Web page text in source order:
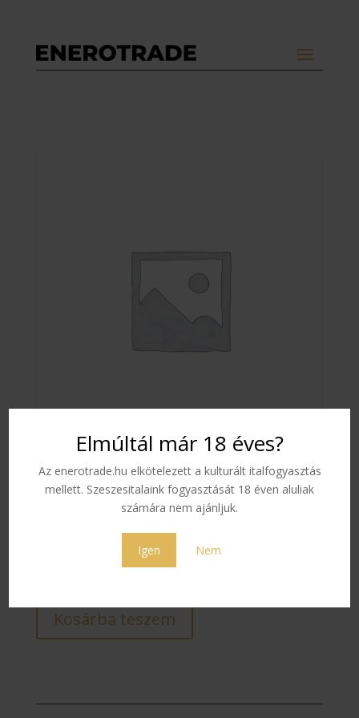
Elmúltál már 18 éves?
Az enerotrade.hu elkötelezett a kulturált italfogyasztás
mellett. Szeszesitalaink fogyasztását 18 éven aluliak
számára nem ajánljuk.
Igen Nem
Gosset Champagne Brut
12ans díszdoboz
Kosárba teszem